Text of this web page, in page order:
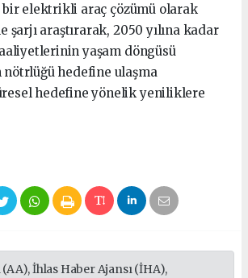
bir elektrikli araç çözümü olarak
şarjı araştırarak, 2050 yılına kadar
yaşam döngüsü
nötrlüğü hedefine ulaşma
hedefine yönelik yeniliklere
İhlas Haber Ajansı (İHA),